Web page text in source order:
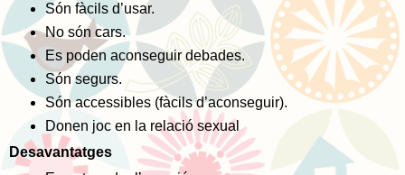
Són fàcils d’usar.
No són cars.
Es poden aconseguir debades.
Són segurs.
Són accessibles (fàcils d’aconseguir).
Donen joc en la relació sexual
Desavantatges